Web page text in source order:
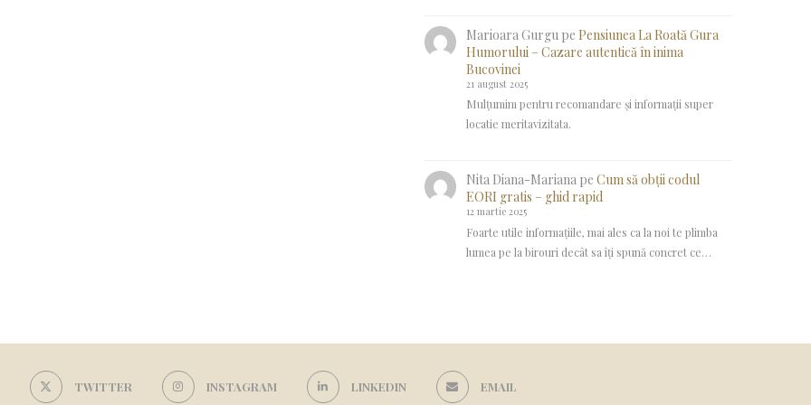
Marioara Gurgupe Pensiunea La Roată Gura
Humorului – Cazare autentică în inima
Bucovinei
21 august 2025
Mulțumim pentru recomandare și informații super
locatie meritavizitata.
Nita Diana-Marianape Cum să obții codul
EORI gratis – ghid rapid
12 martie 2025
Foarte utile informațiile, mai ales ca la noi te plimba
lumea pe la birouri decât sa îți spună concret ce…
TWITTER INSTAGRAM LINKEDIN EMAIL